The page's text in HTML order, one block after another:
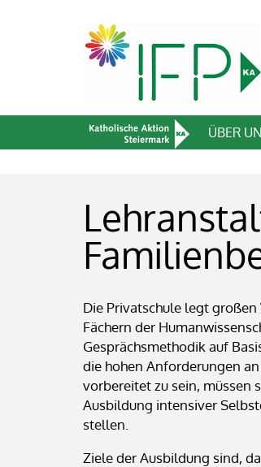
ÜBER
Die Privatschule legt
Fächern der
Gesprächsmethodik auf
die hohen Anforderungen
vorbereitet zu sein, müssen
Ausbildung intensiver
stellen.
Ziele der Ausbildung sind,